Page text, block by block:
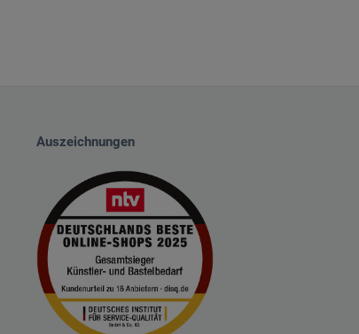
Auszeichnungen